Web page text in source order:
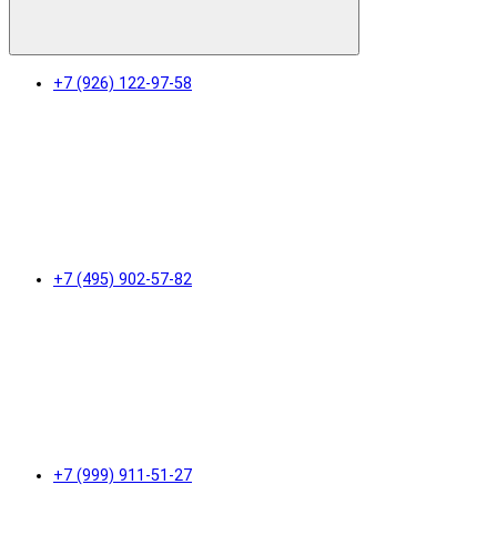
+7 (926) 122-97-58
+7 (495) 902-57-82
+7 (999) 911-51-27